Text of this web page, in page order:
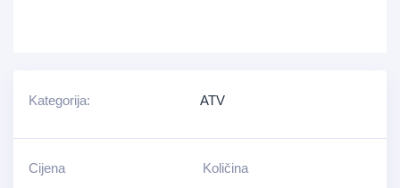
Kategorija: ATV
Cijena Količina